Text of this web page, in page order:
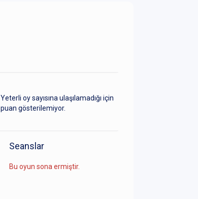
Yeterli oy sayısına ulaşılamadığı için
puan gösterilemiyor.
Seanslar
Bu oyun sona ermiştir.